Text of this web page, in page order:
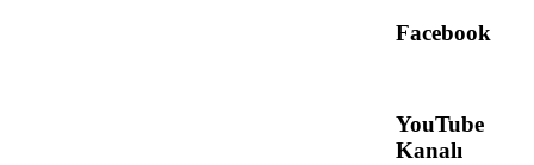
Facebook
YouTube
Kanalı